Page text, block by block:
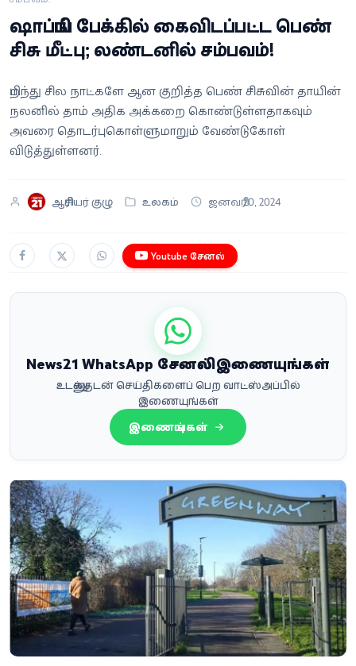
வீடியோ
வணிகம்
கட்டுரை
வெப்ஸ்டோரி
ஷாப்பிங் பேக்கில் கைவிடப்பட்ட பெண்
சிசு மீட்பு; லண்டனில் சம்பவம்!
பிறந்து சில நாட்களே ஆன குறித்த பெண் சிசுவின் தாயின்
நலனில் தாம் அதிக அக்கறை கொண்டுள்ளதாகவும்
அவரை தொடர்புகொள்ளுமாறும் வேண்டுகோள்
விடுத்துள்ளனர்.
ஆசிரியர் குழு உலகம் ஜனவரி 20, 2024
Youtube சேனல்
News21 WhatsApp சேனலில் இணையுங்கள்
உடனுக்குடன் செய்திகளைப் பெற வாட்ஸ்அப்பில்
இணையுங்கள்
இணையுங்கள்